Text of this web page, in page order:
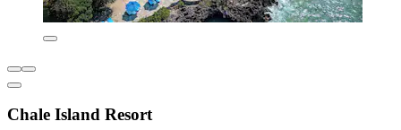
Chale Island Resort